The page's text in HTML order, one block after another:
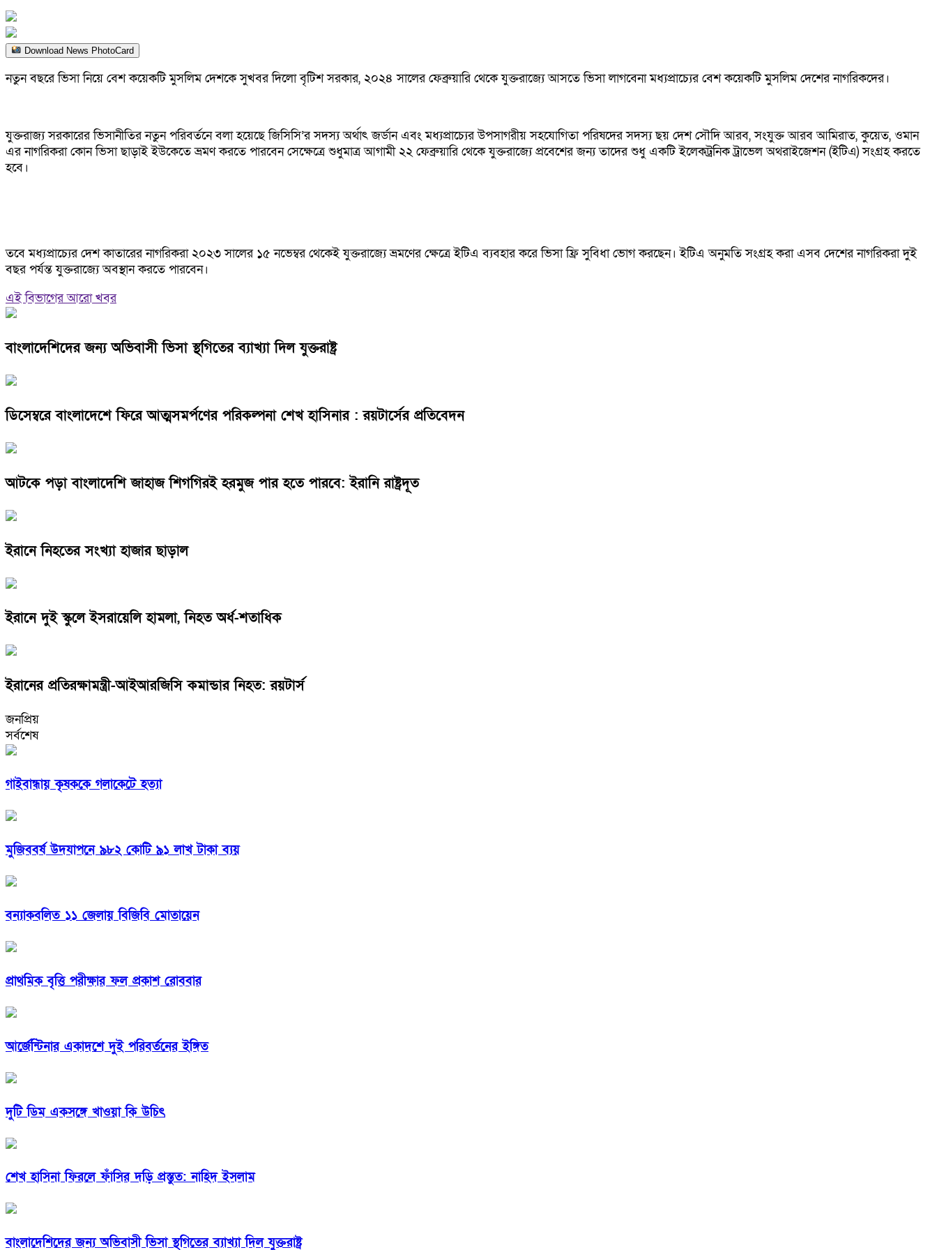
Download News PhotoCard
নতুন বছরে ভিসা নিয়ে বেশ কয়েকটি মুসলিম দেশকে সুখবর দিলো বৃটিশ সরকার, ২০২৪ সালের ফেব্রুয়ারি থেকে যুক্তরাজ্যে আসতে ভিসা লাগবেনা মধ্যপ্রাচ্যের বেশ কয়েকটি মুসলিম দেশের নাগরিকদের।
যুক্তরাজ্য সরকারের ভিসানীতির নতুন পরিবর্তনে বলা হয়েছে জিসিসি’র সদস্য অর্থাৎ জর্ডান এবং মধ্যপ্রাচ্যের উপসাগরীয় সহযোগিতা পরিষদের সদস্য ছয় দেশ সৌদি আরব, সংযুক্ত আরব আমিরাত, কুয়েত, ওমান
এর নাগরিকরা কোন ভিসা ছাড়াই ইউকেতে ভ্রমণ করতে পারবেন সেক্ষেত্রে শুধুমাত্র আগামী ২২ ফেব্রুয়ারি থেকে যুক্তরাজ্যে প্রবেশের জন্য তাদের শুধু একটি ইলেকট্রনিক ট্রাভেল অথরাইজেশন (ইটিএ) সংগ্রহ করতে
হবে।
তবে মধ্যপ্রাচ্যের দেশ কাতারের নাগরিকরা ২০২৩ সালের ১৫ নভেম্বর থেকেই যুক্তরাজ্যে ভ্রমণের ক্ষেত্রে ইটিএ ব্যবহার করে ভিসা ফ্রি সুবিধা ভোগ করছেন। ইটিএ অনুমতি সংগ্রহ করা এসব দেশের নাগরিকরা দুই
বছর পর্যন্ত যুক্তরাজ্যে অবস্থান করতে পারবেন।
এই বিভাগের আরো খবর
বাংলাদেশিদের জন্য অভিবাসী ভিসা স্থগিতের ব্যাখ্যা দিল যুক্তরাষ্ট্র
ডিসেম্বরে বাংলাদেশে ফিরে আত্মসমর্পণের পরিকল্পনা শেখ হাসিনার : রয়টার্সের প্রতিবেদন
আটকে পড়া বাংলাদেশি জাহাজ শিগগিরই হরমুজ পার হতে পারবে: ইরানি রাষ্ট্রদূত
ইরানে নিহতের সংখ্যা হাজার ছাড়াল
ইরানে দুই স্কুলে ইসরায়েলি হামলা, নিহত অর্ধ-শতাধিক
ইরানের প্রতিরক্ষামন্ত্রী-আইআরজিসি কমান্ডার নিহত: রয়টার্স
জনপ্রিয়
সর্বশেষ
গাইবান্ধায় কৃষককে গলাকেটে হত্যা
মুজিববর্ষ উদযাপনে ৯৮২ কোটি ৯১ লাখ টাকা ব্যয়
বন্যাকবলিত ১১ জেলায় বিজিবি মোতায়েন
প্রাথমিক বৃত্তি পরীক্ষার ফল প্রকাশ রোববার
আর্জেন্টিনার একাদশে দুই পরিবর্তনের ইঙ্গিত
দুটি ডিম একসঙ্গে খাওয়া কি উচিৎ
শেখ হাসিনা ফিরলে ফাঁসির দড়ি প্রস্তুত: নাহিদ ইসলাম
বাংলাদেশিদের জন্য অভিবাসী ভিসা স্থগিতের ব্যাখ্যা দিল যুক্তরাষ্ট্র